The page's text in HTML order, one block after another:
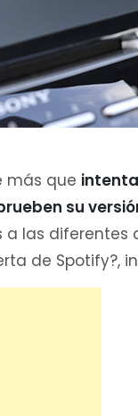
más que
su
las diferentes
de Spotify?,